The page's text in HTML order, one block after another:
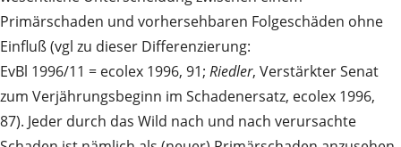
Primärschaden und vorhersehbaren Folgeschäden ohne
Einfluß (vgl zu dieser Differenzierung:
EvBl 1996/11 = ecolex 1996, 91; Riedler, Verstärkter Senat
zum Verjährungsbeginn im Schadenersatz, ecolex 1996,
87). Jeder durch das Wild nach und nach verursachte